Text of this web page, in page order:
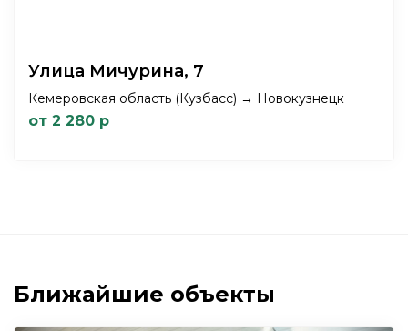
Улица Мичурина, 7
Кемеровская область (Кузбасс) → Новокузнецк
от 2 280 р
Ближайшие объекты